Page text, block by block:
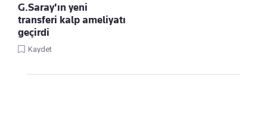
G.Saray'ın yeni
transferi kalp ameliyatı
geçirdi
Kaydet